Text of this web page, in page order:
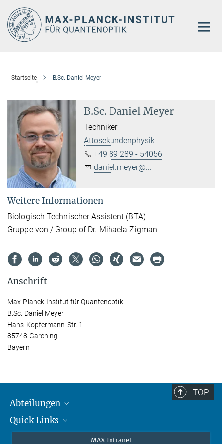
Hauptinhalt
Startseite B.Sc. Daniel Meyer
B.Sc. Daniel Meyer
Techniker
Attosekundenphysik
+49 89 289 - 54056
daniel.meyer@...
Weitere Informationen
Biologisch Technischer Assistent (BTA)
Gruppe von / Group of Dr. Mihaela Zigman
Anschrift
Max-Planck-Institut für Quantenoptik
B.Sc. Daniel Meyer
Hans-Kopfermann-Str. 1
85748 Garching
Bayern
TOP
Abteilungen
Attosekundenphysik
Quick Links
MAX Intranet